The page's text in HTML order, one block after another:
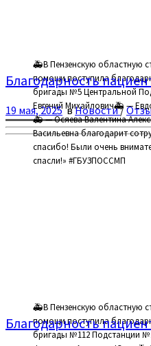
🚑В Пензенскую областную
помощи поступила
бригады №5 Центральной
Евгений Михайлович🚑 —
🚑 — Осяева Валентина
Васильевна благодарит
спасибо! Были очень
спасли!» #ГБУЗПОССМП
Благодарность
19 мая, 2025 вНовости/
🚑В Пензенскую областную
помощи поступила
бригады №112 Подстанции
Благодарность